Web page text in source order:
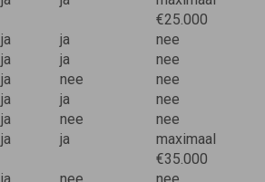
€25.000
ja ja
nee
ja ja
nee
ja nee
nee
ja ja
nee
ja nee
nee
ja ja
maximaal
€35.000